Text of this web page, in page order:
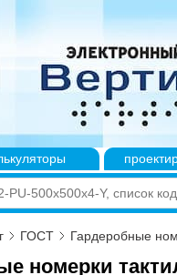
ГОСТ Гардеробные
номерки